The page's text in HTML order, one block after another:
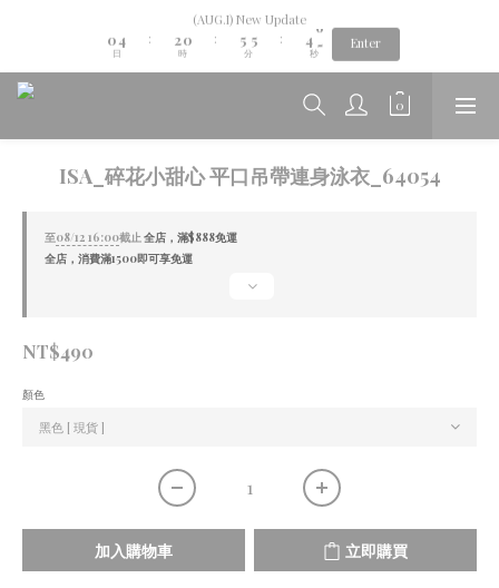
Aug.06th-Aug.12th new collection...🌺
(AUG.I) New Update
04
3
日
:
2
1
0
時
:
6
5
4
0
6
5
4
0
分
:
5
4
3
1
4
2
1
0
秒
Enter
Aug.06th-Aug.12th new collection...🌺
ISA_碎花小甜心 平口吊帶連身泳衣_64054
至08/12 16:00截止 全店，滿$888免運
全店，消費滿1500即可享免運
NT$490
顏色
加入購物車 立即購買